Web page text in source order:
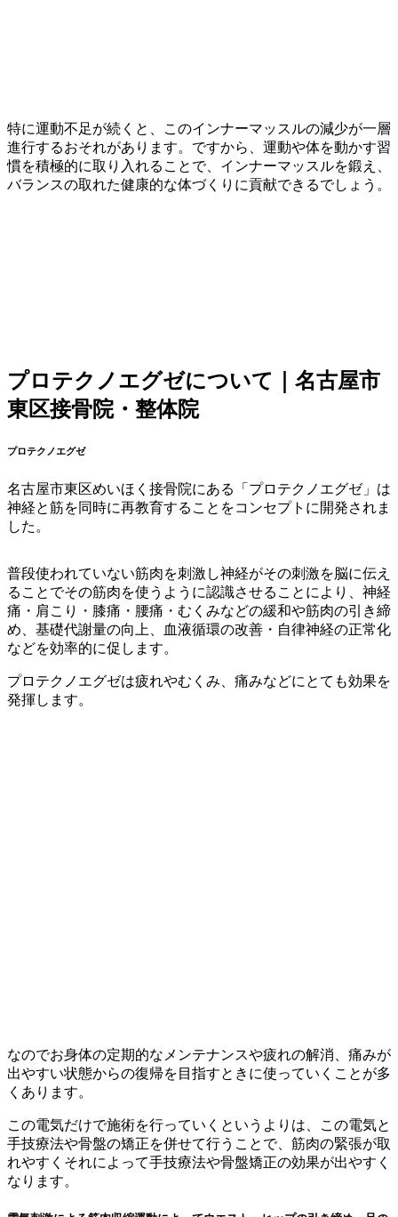
特に運動不足が続くと、このインナーマッスルの減少が一層
進行するおそれがあります。ですから、運動や体を動かす習
慣を積極的に取り入れることで、インナーマッスルを鍛え、
バランスの取れた健康的な体づくりに貢献できるでしょう。
プロテクノエグゼについて｜名古屋市
東区接骨院・整体院
プロテクノエグゼ
名古屋市東区めいほく接骨院にある「プロテクノエグゼ」は
神経と筋を同時に再教育することをコンセプトに開発されま
した。
普段使われていない筋肉を刺激し神経がその刺激を脳に伝え
ることでその筋肉を使うように認識させることにより、神経
痛・肩こり・膝痛・腰痛・むくみなどの緩和や筋肉の引き締
め、基礎代謝量の向上、血液循環の改善・自律神経の正常化
などを効率的に促します。
プロテクノエグゼは疲れやむくみ、痛みなどにとても効果を
発揮します。
なのでお身体の定期的なメンテナンスや疲れの解消、痛みが
出やすい状態からの復帰を目指すときに使っていくことが多
くあります。
この電気だけで施術を行っていくというよりは、この電気と
手技療法や骨盤の矯正を併せて行うことで、筋肉の緊張が取
れやすくそれによって手技療法や骨盤矯正の効果が出やすく
なります。